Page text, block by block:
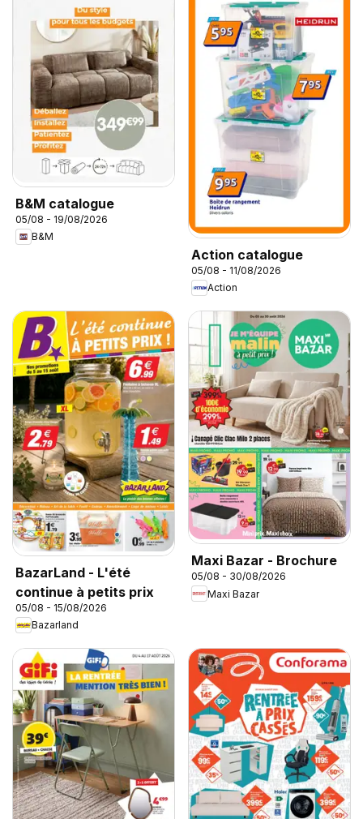
B&M catalogue
05/08 - 19/08/2026
B&M
Action catalogue
05/08 - 11/08/2026
Action
BazarLand - L'été
continue à petits prix
05/08 - 15/08/2026
Bazarland
Maxi Bazar - Brochure
05/08 - 30/08/2026
Maxi Bazar